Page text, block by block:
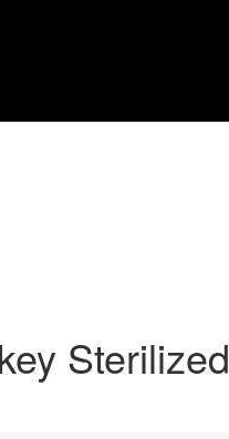
Sterilized